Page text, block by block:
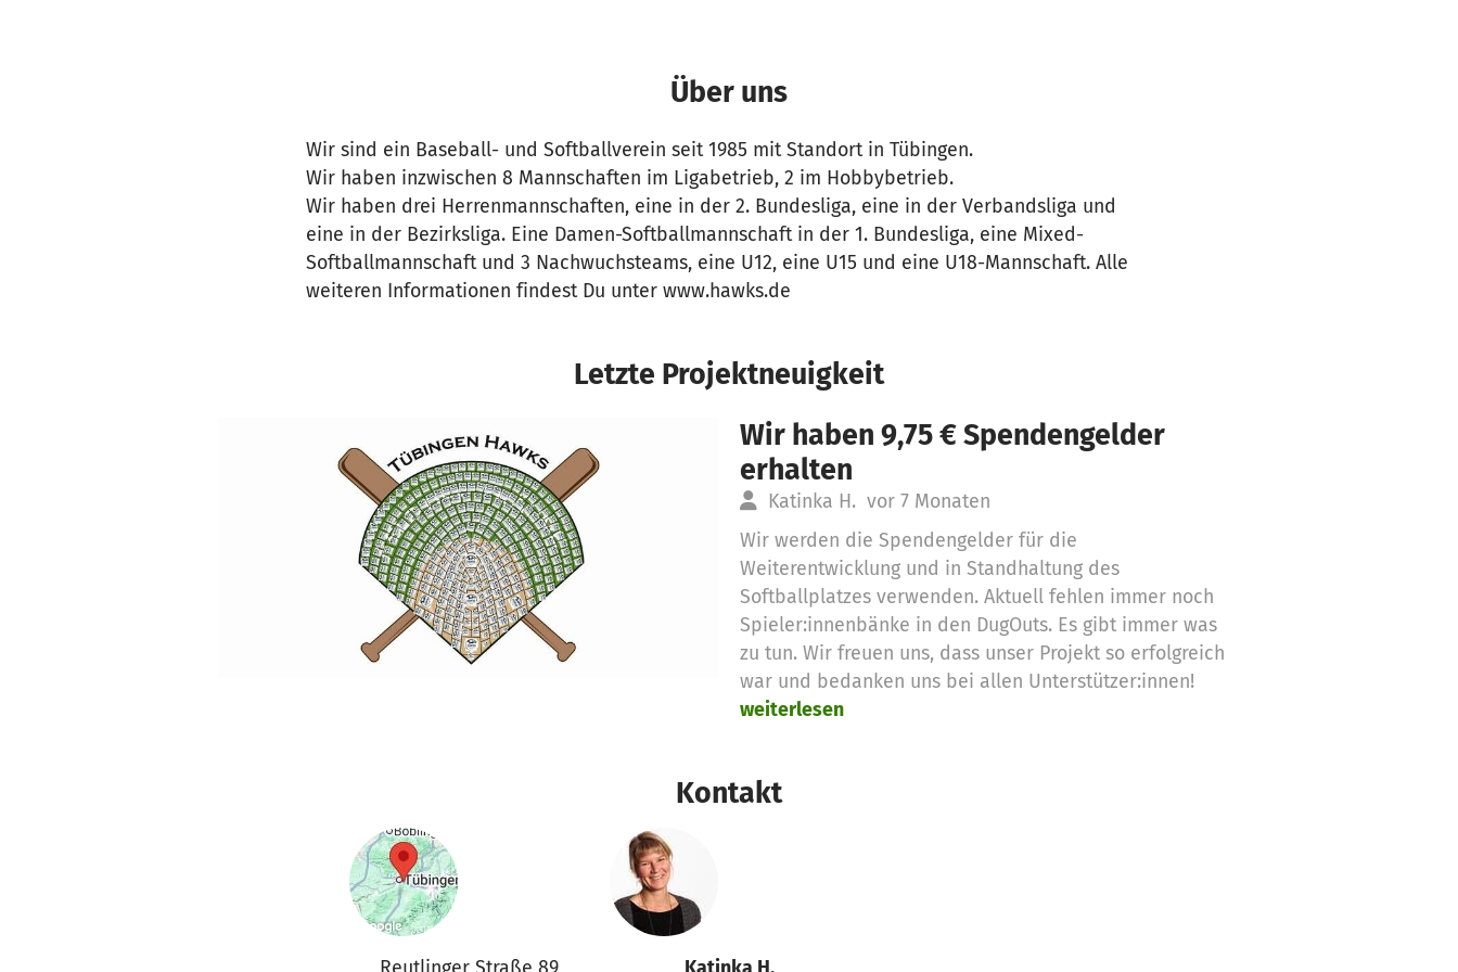
Über uns
Wir sind ein Baseball- und Softballverein seit 1985 mit Standort in Tübingen.
Wir haben inzwischen 8 Mannschaften im Ligabetrieb, 2 im Hobbybetrieb.
Wir haben drei Herrenmannschaften, eine in der 2. Bundesliga, eine in der Verbandsliga und
eine in der Bezirksliga. Eine Damen-Softballmannschaft in der 1. Bundesliga, eine Mixed-
Softballmannschaft und 3 Nachwuchsteams, eine U12, eine U15 und eine U18-Mannschaft. Alle
weiteren Informationen findest Du unter www.hawks.de
Letzte Projektneuigkeit
Wir haben 9,75 € Spendengelder
erhalten
Katinka H. vor 7 Monaten
Wir werden die Spendengelder für die
Weiterentwicklung und in Standhaltung des
Softballplatzes verwenden. Aktuell fehlen immer noch
Spieler:innenbänke in den DugOuts. Es gibt immer was
zu tun. Wir freuen uns, dass unser Projekt so erfolgreich
war und bedanken uns bei allen Unterstützer:innen!
weiterlesen
Kontakt